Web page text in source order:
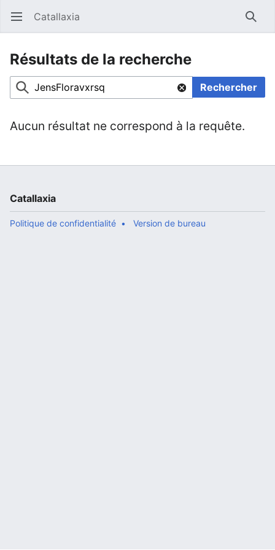
Ouvrir le menu principal Catallaxia
Résultats de la recherche
Rechercher
Aucun résultat ne correspond à la requête.
Catallaxia
Politique de confidentialité Version de bureau